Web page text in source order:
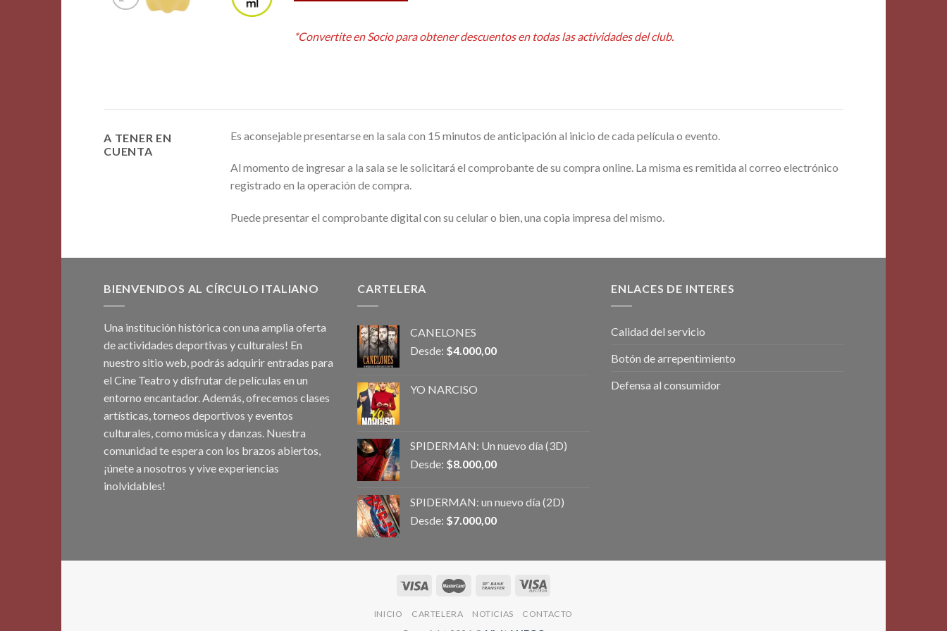
*Convertite en Socio para obtener descuentos en todas las actividades del club.
A TENER EN
CUENTA
Es aconsejable presentarse en la sala con 15 minutos de anticipación al inicio de cada película o evento.
Al momento de ingresar a la sala se le solicitará el comprobante de su compra online. La misma es remitida al correo electrónico
registrado en la operación de compra.
Puede presentar el comprobante digital con su celular o bien, una copia impresa del mismo.
BIENVENIDOS AL CÍRCULO ITALIANO
Una institución histórica con una amplia oferta
de actividades deportivas y culturales! En
nuestro sitio web, podrás adquirir entradas para
el Cine Teatro y disfrutar de películas en un
entorno encantador. Además, ofrecemos clases
artísticas, torneos deportivos y eventos
culturales, como música y danzas. Nuestra
comunidad te espera con los brazos abiertos,
¡únete a nosotros y vive experiencias
inolvidables!
CARTELERA
CANELONES
Desde: $4.000,00
YO NARCISO
SPIDERMAN: Un nuevo día (3D)
Desde: $8.000,00
SPIDERMAN: un nuevo día (2D)
Desde: $7.000,00
ENLACES DE INTERES
Calidad del servicio
Botón de arrepentimiento
Defensa al consumidor
INICIO CARTELERA NOTICIAS CONTACTO